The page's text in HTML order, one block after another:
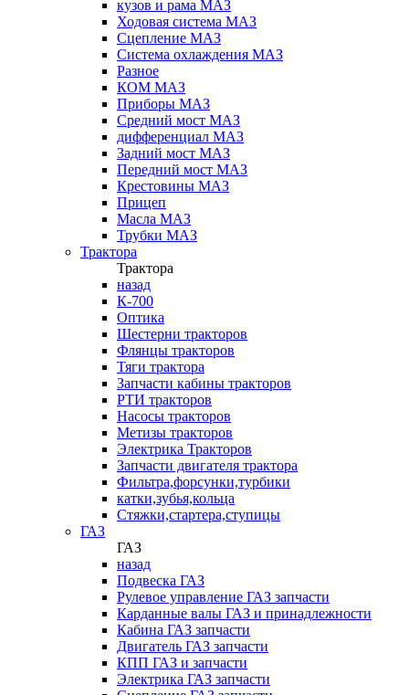
кузов и рама МАЗ
Ходовая система МАЗ
Сцепление МАЗ
Система охлаждения МАЗ
Разное
КОМ МАЗ
Приборы МАЗ
Средний мост МАЗ
дифференциал МАЗ
Задний мост МАЗ
Передний мост МАЗ
Крестовины МАЗ
Прицеп
Масла МАЗ
Трубки МАЗ
Трактора
Трактора
назад
К-700
Оптика
Шестерни тракторов
Флянцы тракторов
Тяги трактора
Запчасти кабины тракторов
РТИ тракторов
Насосы тракторов
Метизы тракторов
Электрика Тракторов
Запчасти двигателя трактора
Фильтра,форсунки,турбики
катки,зубья,кольца
Стяжки,стартера,ступицы
ГАЗ
ГАЗ
назад
Подвеска ГАЗ
Рулевое управление ГАЗ запчасти
Карданные валы ГАЗ и принадлежности
Кабина ГАЗ запчасти
Двигатель ГАЗ запчасти
КПП ГАЗ и запчасти
Электрика ГАЗ запчасти